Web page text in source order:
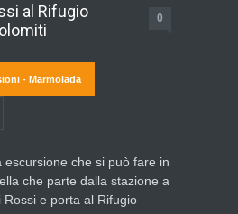
al Rifugio
0
- Marmolada
escursione che si può fare in
che parte dalla stazione a
Rossi e porta al Rifugio